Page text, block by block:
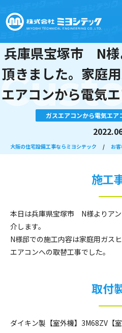
兵庫県宝塚市 N様
頂きました。家庭
エアコンから電気
ガスエアコンから電気エア
大阪の住宅設備工事ならミヨシテック / お
施工
本日は兵庫県宝塚市 N様よりア
介します。
N様邸での施工内容は家庭用ガス
エアコンへの取替工事でした。
取付
ダイキン製【室外機】3M68ZV